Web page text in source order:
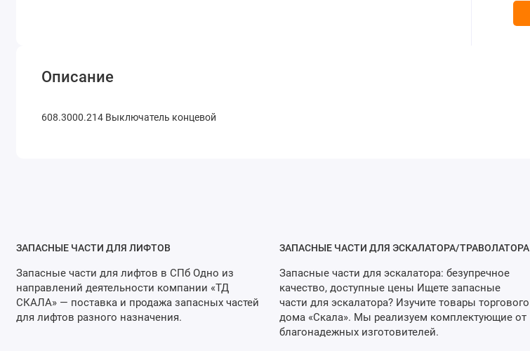
Описание
608.3000.214 Выключатель концевой
ЗАПАСНЫЕ ЧАСТИ ДЛЯ ЛИФТОВ
Запасные части для лифтов в СПб Одно из
направлений деятельности компании «ТД
СКАЛА» — поставка и продажа запасных частей
для лифтов разного назначения.
ЗАПАСНЫЕ ЧАСТИ ДЛЯ ЭСКАЛАТОРА/ТРАВОЛАТОРА
Запасные части для эскалатора: безупречное
качество, доступные цены Ищете запасные
части для эскалатора? Изучите товары торгового
дома «Скала». Мы реализуем комплектующие от
благонадежных изготовителей.